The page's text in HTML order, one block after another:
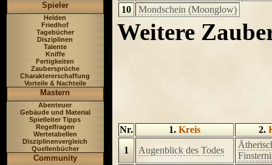
Spieler
Helden
Friedhof
Tagebücher
Disziplinen
Talente
Kniffe
Fertigkeiten
Zaubersprüche
Charaktererschaffung
Vorteile & Nachteile
Mastern
Abenteuer
Gebäude und Material
Spielleiter Tipps
Regelfragen
Wertetabellen
Disziplinenvergleich
Quellenbücher
Community
10
Mondschein (Moonglow)
Weitere
Nr. 1. Kreis 2.
1
Augenblick des Todes